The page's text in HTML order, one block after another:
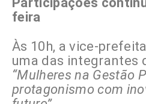
feira
Às 10h, a vice-
uma das integrantes
“Mulheres na Gestão
protagonismo com